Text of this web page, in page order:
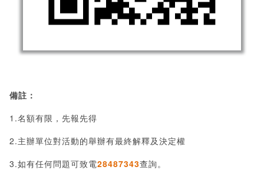
備註：
1.名額有限，先報先得
2.主辦單位對活動的舉辦有最終解釋及決定權
3.如有任何問題可致電28487343查詢。